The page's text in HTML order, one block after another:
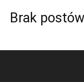
Brak